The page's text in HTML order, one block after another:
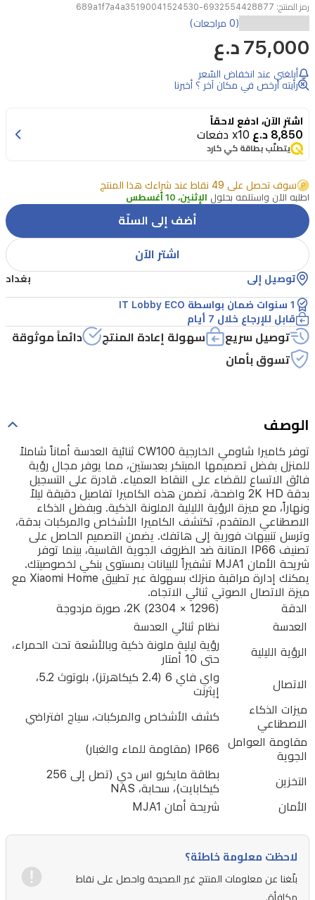
رمز المنتج: 6932554428877-689a1f7a4a35190041524530
كاميرا
شاومي
الخارجية
ثنائية
العدسة
شاملاً
للمنزل
بفضل
تصميمها
المبتكر
بعدستين،
مما
يوفر
مجال
رؤية
للقضاء
على
النقاط
العمياء.
قادرة
على
التسجيل
بدقة
2K
HD
واضحة،
تضمن
الكاميرا
تفاصيل
دقيقة
ليلاً
ونهاراً،
مع
الليلية
الملونة
(0 مراجعات)
75,000 د.ع
أبلغني عند انخفاض السّعر
رأيته أرخص في مكان آخر ؟ أخبرنا
اشترِ الآن، ادفع لاحقاً
8,850 د.ع x10 دفعات
يتطلّب بطاقة كي كارد
سوف تحصل على 49 نقاط عند شراءك هذا المنتج
اطلبه الآن واستلمه بحلول الإثنين، 10 أغسطس
أضف إلى السلّة
اشتر الآن
توصيل إلى بغداد
1 سنوات ضمان بواسطة IT Lobby ECO
قابل للإرجاع خلال 7 أيام
توصيل سريع سهولة إعادة المنتج
دائماً موثوقة
تسوق بأمان
الوصف
توفر كاميرا شاومي الخارجية CW100 ثنائية العدسة أماناً شاملاً
للمنزل بفضل تصميمها المبتكر بعدستين، مما يوفر مجال رؤية
فائق الاتساع للقضاء على النقاط العمياء. قادرة على التسجيل
بدقة 2K HD واضحة، تضمن هذه الكاميرا تفاصيل دقيقة ليلاً
ونهاراً، مع ميزة الرؤية الليلية الملونة الذكية. وبفضل الذكاء
الاصطناعي المتقدم، تكتشف الكاميرا الأشخاص والمركبات بدقة،
وترسل تنبيهات فورية إلى هاتفك. يضمن التصميم الحاصل على
تصنيف IP66 المتانة ضد الظروف الجوية القاسية، بينما توفر
شريحة الأمان MJA1 تشفيراً للبيانات بمستوى بنكي لخصوصيتك.
يمكنك إدارة مراقبة منزلك بسهولة عبر تطبيق Xiaomi Home مع
ميزة الاتصال الصوتي ثنائي الاتجاه.
الدقة
2K (2304 × 1296)، صورة مزدوجة
العدسة
نظام ثنائي العدسة
الرؤية الليلية
رؤية ليلية ملونة ذكية وبالأشعة تحت الحمراء،
حتى 10 أمتار
الاتصال
واي فاي 6 (2.4 كيكاهرتز)، بلوتوث 5.2،
إيثرنت
ميزات الذكاء
الاصطناعي
كشف الأشخاص والمركبات، سياج افتراضي
مقاومة العوامل
الجوية
IP66 (مقاومة للماء والغبار)
التخزين
بطاقة مايكرو اس دي (تصل إلى 256
كيكابايت)، سحابة، NAS
الأمان
شريحة أمان MJA1
لاحظت معلومة خاطئة؟
بلّغنا عن معلومات المنتج غير الصحيحة واحصل على نقاط
مكافأة.